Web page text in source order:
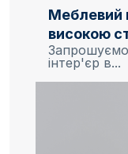
Меблевий
високою
Запрошуємо
інтер'єр в...